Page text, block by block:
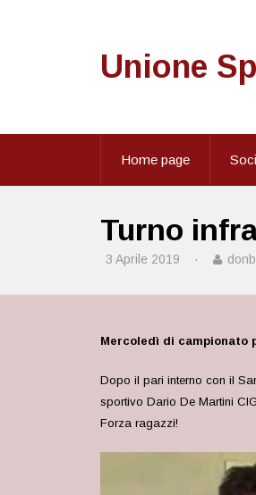
Unione
Home page
Turno
3 Aprile 2019 ·
Mercoledì di campionato
Dopo il pari interno con il
sportivo Dario De Martini
Forza ragazzi!